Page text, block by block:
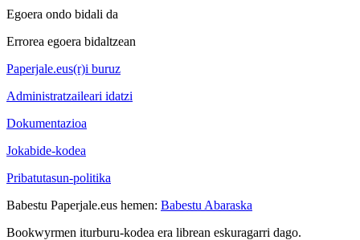
Egoera ondo bidali da
Errorea egoera bidaltzean
Paperjale.eus(r)i buruz
Administratzaileari idatzi
Dokumentazioa
Jokabide-kodea
Pribatutasun-politika
Babestu Paperjale.eus hemen: Babestu Abaraska
Bookwyrmen iturburu-kodea era librean eskuragarri dago.